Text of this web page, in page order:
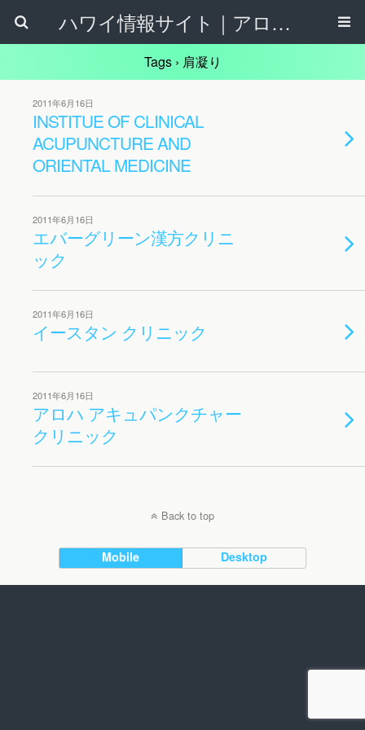
ハワイ情報サイト｜アロハタウンネット
Tags › 肩凝り
2011年6月16日
INSTITUE OF CLINICAL
ACUPUNCTURE AND
ORIENTAL MEDICINE
2011年6月16日
エバーグリーン漢方クリニ
ック
2011年6月16日
イースタン クリニック
2011年6月16日
アロハ アキュパンクチャー
クリニック
Back to top
Mobile Desktop